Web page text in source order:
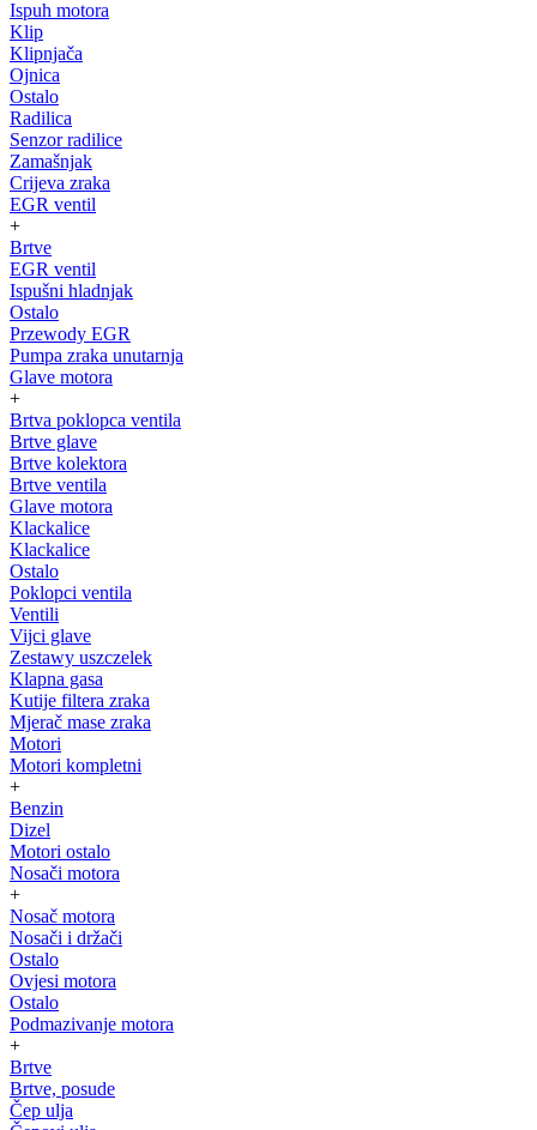
Ispuh motora
Klip
Klipnjača
Ojnica
Ostalo
Radilica
Senzor radilice
Zamašnjak
Crijeva zraka
EGR ventil
+
Brtve
EGR ventil
Ispušni hladnjak
Ostalo
Przewody EGR
Pumpa zraka unutarnja
Glave motora
+
Brtva poklopca ventila
Brtve glave
Brtve kolektora
Brtve ventila
Glave motora
Klackalice
Klackalice
Ostalo
Poklopci ventila
Ventili
Vijci glave
Zestawy uszczelek
Klapna gasa
Kutije filtera zraka
Mjerač mase zraka
Motori
Motori kompletni
+
Benzin
Dizel
Motori ostalo
Nosači motora
+
Nosač motora
Nosači i držači
Ostalo
Ovjesi motora
Ostalo
Podmazivanje motora
+
Brtve
Brtve, posude
Čep ulja